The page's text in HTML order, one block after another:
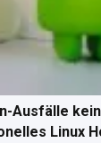
Ausfälle
Linux